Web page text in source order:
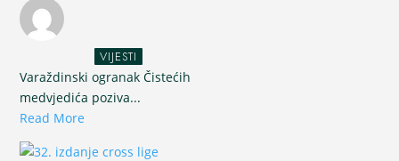
VIJESTI
Varaždinski ogranak Čistećih
medvjedića poziva...
Read More